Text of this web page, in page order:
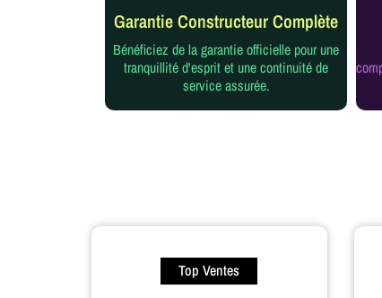
Garantie Constructeur Complète
Bénéficiez de la garantie officielle pour une
tranquillité d'esprit et une continuité de
service assurée.
Top Ventes